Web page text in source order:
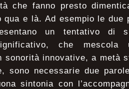
che fanno presto
qua e là. Ad esempio le
un tentativo di
che
sonorità innovative, a metà
sono necessarie due
sintonia con